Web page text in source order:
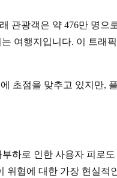
관광객은 약 476만 명으
여행지입니다. 이 트래
초점을 맞추고 있지만,
하로 인한 사용자 피로
위협에 대한 가장 현실적